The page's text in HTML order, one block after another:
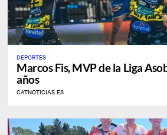
DEPORTES
Marcos Fis, MVP de la Liga
años
CATNOTICIAS.ES